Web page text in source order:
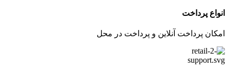
انواع پرداخت
امکان پرداخت آنلاین و پرداخت در محل